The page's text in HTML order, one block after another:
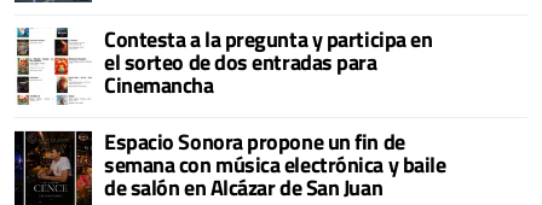
Contesta a la pregunta y participa en
el sorteo de dos entradas para
Cinemancha
Espacio Sonora propone un fin de
semana con música electrónica y baile
de salón en Alcázar de San Juan